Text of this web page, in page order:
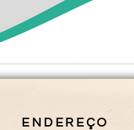
ENDEREÇO